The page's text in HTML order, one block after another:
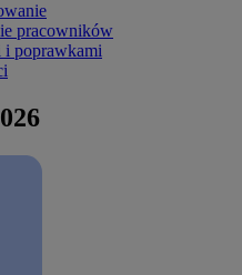
pracowników
i poprawkami